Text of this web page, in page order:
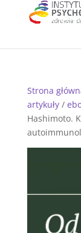
Strona
artykuły/
Hashimoto.